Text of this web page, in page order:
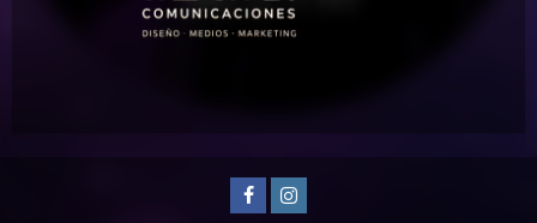
FacebookInstagram